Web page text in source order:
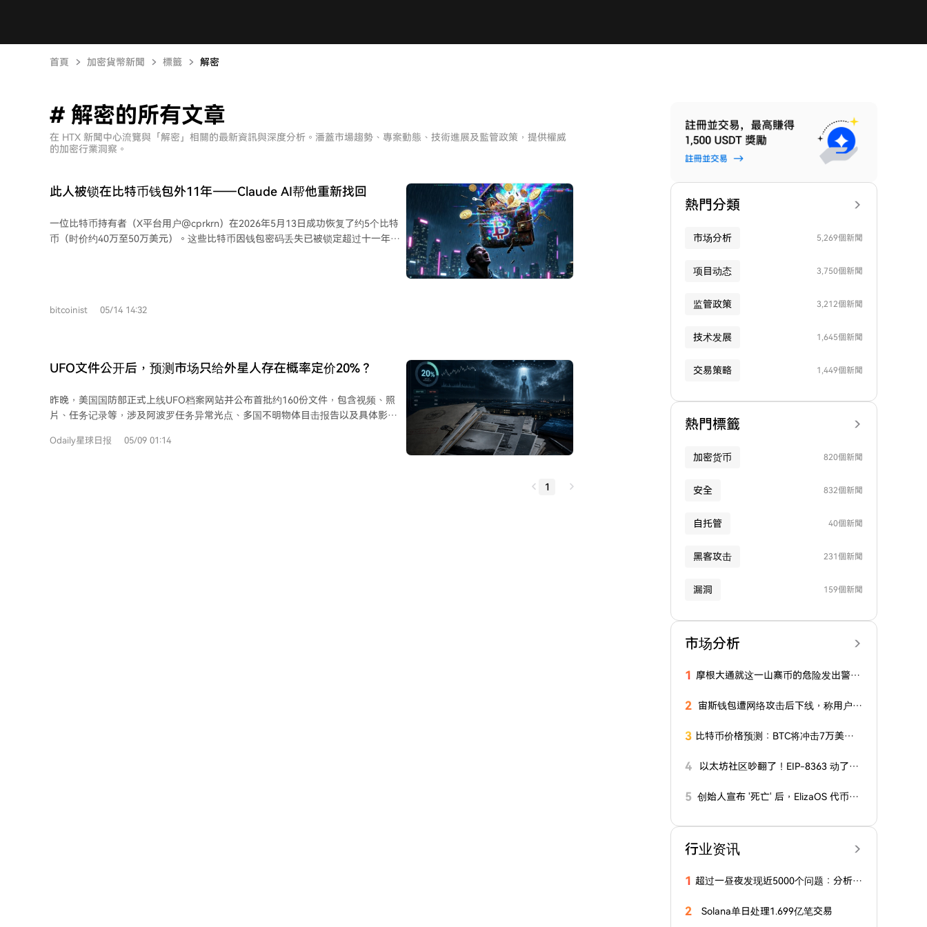
首頁 加密貨幣新聞 標籤 解密
# 解密的所有文章
在 HTX 新聞中心流覽與「解密」相關的最新資訊與深度分析。潘蓋市場趨勢、專案動態、技術進展及監管政策，提供權威
的加密行業洞察。
此人被锁在比特币钱包外11年——Claude AI帮他重新找回
一位比特币持有者（X平台用户@cprkrn）在2026年5月13日成功恢复了约5个比特
币（时价约40万至50万美元）。这些比特币因钱包密码丢失已被锁定超过十一年。
合，均告失败。直到比特币价格突破10万美元后，他才决定做最后一次尝试。 恢复
个密码更改前的旧版钱包文件，并发现了现有助记词对当前文件失效的根本原因：
一个广泛使用的开源比特币钱包恢复工具btcrecover存在程序漏洞，错误地拼接了
数据证实，相关钱包地址自2015年后首次出现资金转出活动，与恢复和钱包迁移操
作一致。 此事在X平台引发热议，帖子获得超600万浏览量。这5个比特币最初以约
250美元单价购入，总投资约1250美元。按发文时比特币约79300美元的价格计算，
bitcoinist 05/14 14:32
UFO文件公开后，预测市场只给外星人存在概率定价20%？
昨晚，美国国防部正式上线UFO档案网站并公布首批约160份文件，包含视频、照
片、任务记录等，涉及阿波罗任务异常光点、多国不明物体目击报告以及具体影像
静。该市场上关于“美国在2026年底前确认外星人存在”事件的概率仅为20%，并未
Odaily星球日报 05/09 01:14
1
熱門分類
市场分析 5,269個新聞
项目动态 3,750個新聞
监管政策 3,212個新聞
技术发展 1,645個新聞
交易策略 1,449個新聞
熱門標籤
加密货币 820個新聞
安全 832個新聞
自托管 40個新聞
黑客攻击 231個新聞
漏洞 159個新聞
市场分析
1 摩根大通就这一山寨币的危险发出警
2
宙斯钱包遭网络攻击后下线，称用户资
3 比特币价格预测：BTC将冲击7万美元
4
以太坊社区吵翻了！EIP-8363 动了谁
5 创始人宣布 '死亡' 后，ElizaOS 代币暴
行业资讯
1 超过一昼夜发现近5000个问题：分析师
2 Solana单日处理1.699亿笔交易